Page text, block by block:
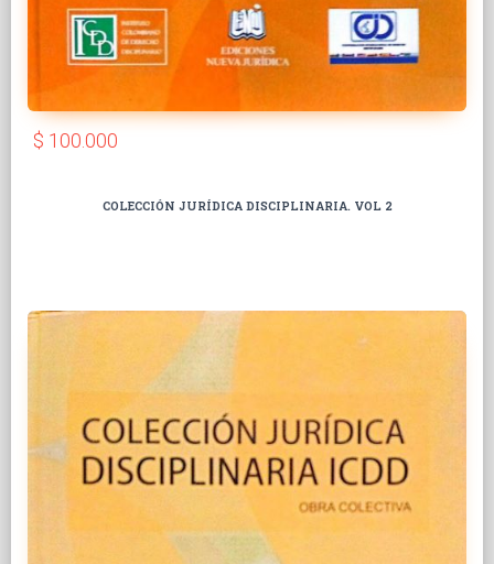
$ 100.000
COLECCIÓN JURÍDICA DISCIPLINARIA. VOL 2